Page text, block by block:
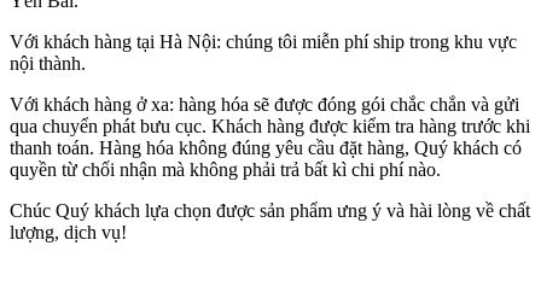
Với khách hàng tại Hà Nội: chúng tôi miễn phí ship trong khu vực
nội thành.
Với khách hàng ở xa: hàng hóa sẽ được đóng gói chắc chắn và gửi
qua chuyển phát bưu cục. Khách hàng được kiểm tra hàng trước khi
thanh toán. Hàng hóa không đúng yêu cầu đặt hàng, Quý khách có
quyền từ chối nhận mà không phải trả bất kì chi phí nào.
Chúc Quý khách lựa chọn được sản phẩm ưng ý và hài lòng về chất
lượng, dịch vụ!